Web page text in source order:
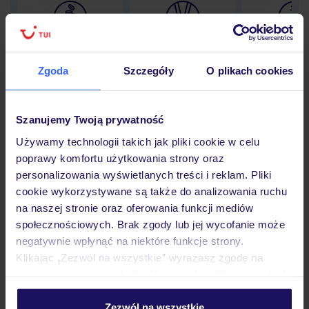
Zgoda Szczegóły O plikach cookies
Szanujemy Twoją prywatność
Używamy technologii takich jak pliki cookie w celu
poprawy komfortu użytkowania strony oraz
personalizowania wyświetlanych treści i reklam. Pliki
cookie wykorzystywane są także do analizowania ruchu
na naszej stronie oraz oferowania funkcji mediów
społecznościowych. Brak zgody lub jej wycofanie może
negatywnie wpłynąć na niektóre funkcje strony.
Klikając „Zezwól na wszystkie” wyrażasz zgodę na
personalizować swój wybór wchodząc w zakładkę
Lider niskich cen
podróży w Polsce
30 lat w
Hotel
Pokoje
Wyżywienie